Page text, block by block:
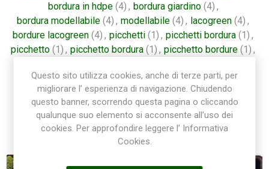
bordura in hdpe (4) , bordura giardino (4) ,
bordura modellabile (4) , modellabile (4) , lacogreen (4) ,
bordure lacogreen (4) , picchetti (1) , picchetti bordura (1) ,
picchetto (1) , picchetto bordura (1) , picchetto bordure (1) ,
Prodotti correlati
Questo sito utilizza cookies, anche di terze parti, per
migliorare l’ esperienza di navigazione. Chiudendo
questo banner, scorrendo questa pagina o cliccando
qualunque suo elemento si acconsente all’uso dei
cookies. Per approfondire leggere l’ Informativa
Cookies.